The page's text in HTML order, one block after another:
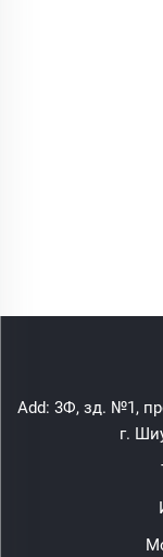
Add: 3Ф, зд. №1,
г.